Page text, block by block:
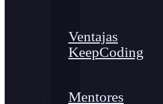
Ventajas
KeepCoding
Mentores